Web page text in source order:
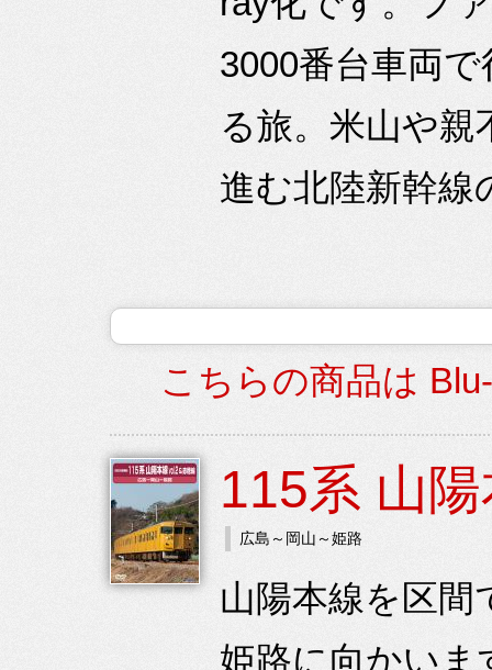
3000番台車両
る旅。米山や
進む北陸新幹線
こちらの商品は
115系 山
広島～岡山～姫路
山陽本線を区間
姫路に向かい